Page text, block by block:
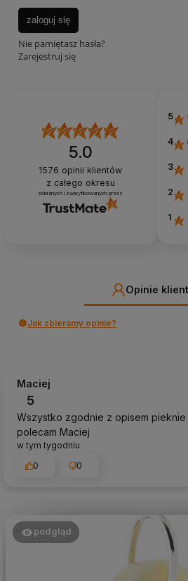
zaloguj się
Nie pamiętasz hasła?
Zarejestruj się
5.0
1576 opinii klientów
z całego okresu
zebranych i zweryfikowanych przez
5
4
3
2
1
Opinie
Jak zbieramy opinie?
Maciej
5
Wszystko zgodnie z opisem
polecam Maciej
w tym tygodniu
0
0
podgląd